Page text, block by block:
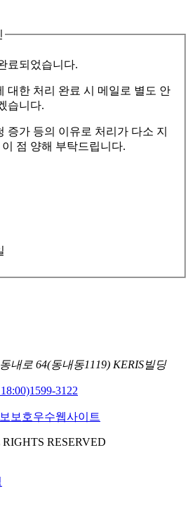
료되었습니다.
대한 처리 완료 시 메일로 별도 안
습니다.
증가 등의 이유로 처리가 다소 지
점 양해 부탁드립니다.
내로 64(동내동1119) KERIS빌딩
1599-3122
RESERVED